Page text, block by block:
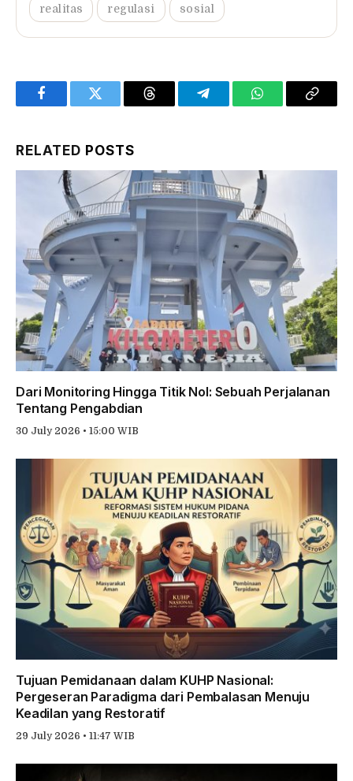
realitas regulasi sosial
FacebookTwitter Threads TelegramWhatsAppCopy
RELATED POSTS
Dari Monitoring Hingga Titik Nol: Sebuah Perjalanan
Tentang Pengabdian
30 July 2026 • 15:00 WIB
Tujuan Pemidanaan dalam KUHP Nasional:
Pergeseran Paradigma dari Pembalasan Menuju
Keadilan yang Restoratif
29 July 2026 • 11:47 WIB